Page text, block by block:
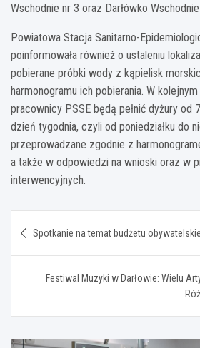
Wschodnie nr 3 oraz Darłówko
Powiatowa Stacja Sanitarno-
poinformowała również o ustaleniu
pobierane próbki wody z kąpielisk
harmonogramu ich pobierania. W
pracownicy PSSE będą pełnić dyżury od
dzień tygodnia, czyli od poniedziałku do
przeprowadzane zgodnie z
a także w odpowiedzi na wnioski oraz w
interwencyjnych.
wpisu
Spotkanie na temat budżetu
Festiwal Muzyki w Darłowie: Wielu